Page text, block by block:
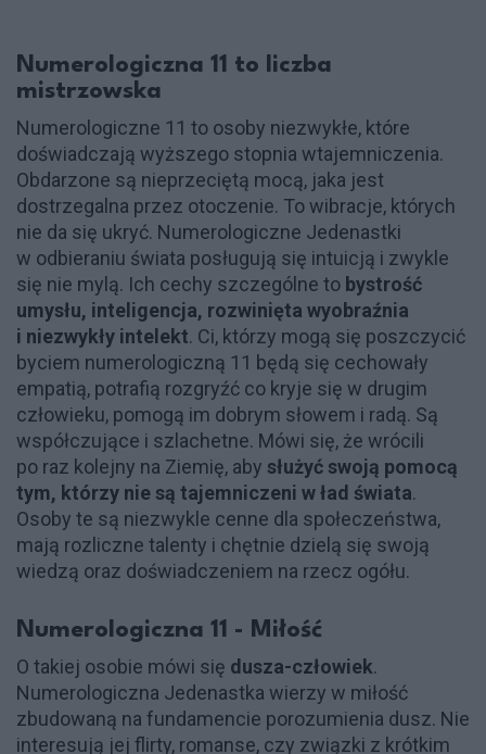
Numerologiczna 11 to liczba
mistrzowska
Numerologiczne 11 to osoby niezwykłe, które
doświadczają wyższego stopnia wtajemniczenia.
Obdarzone są nieprzeciętą mocą, jaka jest
dostrzegalna przez otoczenie. To wibracje, których
nie da się ukryć. Numerologiczne Jedenastki
w odbieraniu świata posługują się intuicją i zwykle
się nie mylą. Ich cechy szczególne to bystrość
umysłu, inteligencja, rozwinięta wyobraźnia
i niezwykły intelekt. Ci, którzy mogą się poszczycić
byciem numerologiczną 11 będą się cechowały
empatią, potrafią rozgryźć co kryje się w drugim
człowieku, pomogą im dobrym słowem i radą. Są
współczujące i szlachetne. Mówi się, że wrócili
po raz kolejny na Ziemię, aby służyć swoją pomocą
tym, którzy nie są tajemniczeni w ład świata.
Osoby te są niezwykle cenne dla społeczeństwa,
mają rozliczne talenty i chętnie dzielą się swoją
wiedzą oraz doświadczeniem na rzecz ogółu.
Numerologiczna 11 - Miłość
O takiej osobie mówi się dusza-człowiek.
Numerologiczna Jedenastka wierzy w miłość
zbudowaną na fundamencie porozumienia dusz. Nie
interesują jej flirty, romanse, czy związki z krótkim